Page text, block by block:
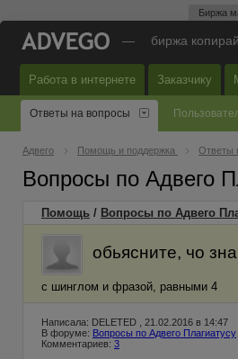
Биржа
— биржа
Работа в интернете Заказчику
Ответы на вопросы
Адвего Помощь и поддержка Ответы
Вопросы по Адвего
Помощь / Вопросы по Адвего
обьясните, чо
с шинглом и фразой, равными 4
Написала: DELETED , 21.02.2016 в 14:47
В форуме: Вопросы по Адвего Плагиатусу
Комментариев: 3